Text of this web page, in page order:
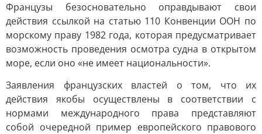
Французы безосновательно оправдывают свои
действия ссылкой на статью 110 Конвенции ООН по
морскому праву 1982 года, которая предусматривает
возможность проведения осмотра судна в открытом
море, если оно «не имеет национальности».
Заявления французских властей о том, что их
действия якобы осуществлены в соответствии с
нормами международного права представляют
собой очередной пример европейского правового